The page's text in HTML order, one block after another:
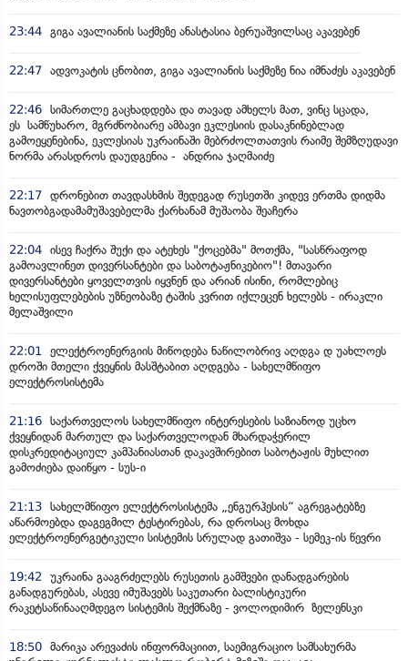
23:44 გიგა ავალიანის საქმეზე ანასტასია ბერუაშვილსაც აკავებენ
22:47 ადვოკატის ცნობით, გიგა ავალიანის საქმეზე ნია იმნაძეს აკავებენ
22:46 სიმართლე გაცხადდება და თავად ამხელს მათ, ვინც სცადა,
ეს სამწუხარო, მგრძნობიარე ამბავი ეკლესიის დასაკნინებლად
გამოეყენებინა, ეკლესიას უკრაინაში მებრძოლთათვის რაიმე შემზღუდავი
ნორმა არასდროს დაუდგენია - ანდრია ჯაღმაიძე
22:17 დრონებით თავდასხმის შედეგად რუსეთში კიდევ ერთმა დიდმა
ნავთობგადამამუშავებელმა ქარხანამ მუშაობა შეაჩერა
22:04 ისევ ჩაქრა შუქი და ატეხეს "ქოცებმა" მოთქმა, "სასწრაფოდ
გამოავლინეთ დივერსანტები და საბოტაჟნიკებიო"! მთავარი
დივერსანტები ყოველთვის იყვნენ და არიან ისინი, რომლებიც
ხელისუფლებების უზნეობაზე ტაშის კვრით იქლეცენ ხელებს - ირაკლი
მელაშვილი
22:01
ელექტროენერგიის მიწოდება ნაწილობრივ აღდგა დ უახლოეს
დროში მთელი ქვეყნის მასშტაბით აღდგება - სახელმწიფო
ელექტროსისტემა
21:16 საქართველოს სახელმწიფო ინტერესების საზიანოდ უცხო
ქვეყნიდან მართულ და საქართველოდან მხარდაჭერილ
დისკრედიტაციულ კამპანიასთან დაკავშირებით საბოტაჟის მუხლით
გამოძიება დაიწყო - სუს-ი
21:13 სახელმწიფო ელექტროსისტემა „ენგურჰესის“ აგრეგატებზე
აწარმოებდა დაგეგმილ ტესტირებას, რა დროსაც მოხდა
ელექტროენერგეტიკული სისტემის სრულად გათიშვა - სემეკ-ის წევრი
19:42
უკრაინა გააგრძელებს რუსეთის გამშვები დანადგარების
განადგურებას, ასევე იმუშავებს საკუთარი ბალისტიკური
რაკეტსაწინააღმდეგო სისტემის შექმნაზე - ვოლოდიმირ ზელენსკი
18:50 მარიკა არევაძის ინფორმაციით, საემიგრაციო სამსახურმა